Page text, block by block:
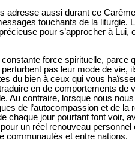
adresse aussi durant ce
touchants de la liturgie.
pour s’approcher à
force spirituelle, parce
pas leur mode de vie,
du bien à ceux qui vous
en de comportements de
Au contraire, lorsque nous
de l’autocompassion et de la
jour pourtant font voir,
un réel renouveau
communautés et entre nations.